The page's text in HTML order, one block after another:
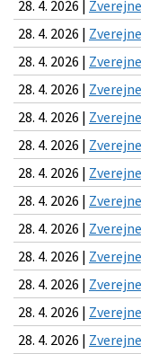
28. 4. 2026 |
28. 4. 2026 |
28. 4. 2026 |
28. 4. 2026 |
28. 4. 2026 |
28. 4. 2026 |
28. 4. 2026 |
28. 4. 2026 |
28. 4. 2026 |
28. 4. 2026 |
28. 4. 2026 |
28. 4. 2026 |
28. 4. 2026 |